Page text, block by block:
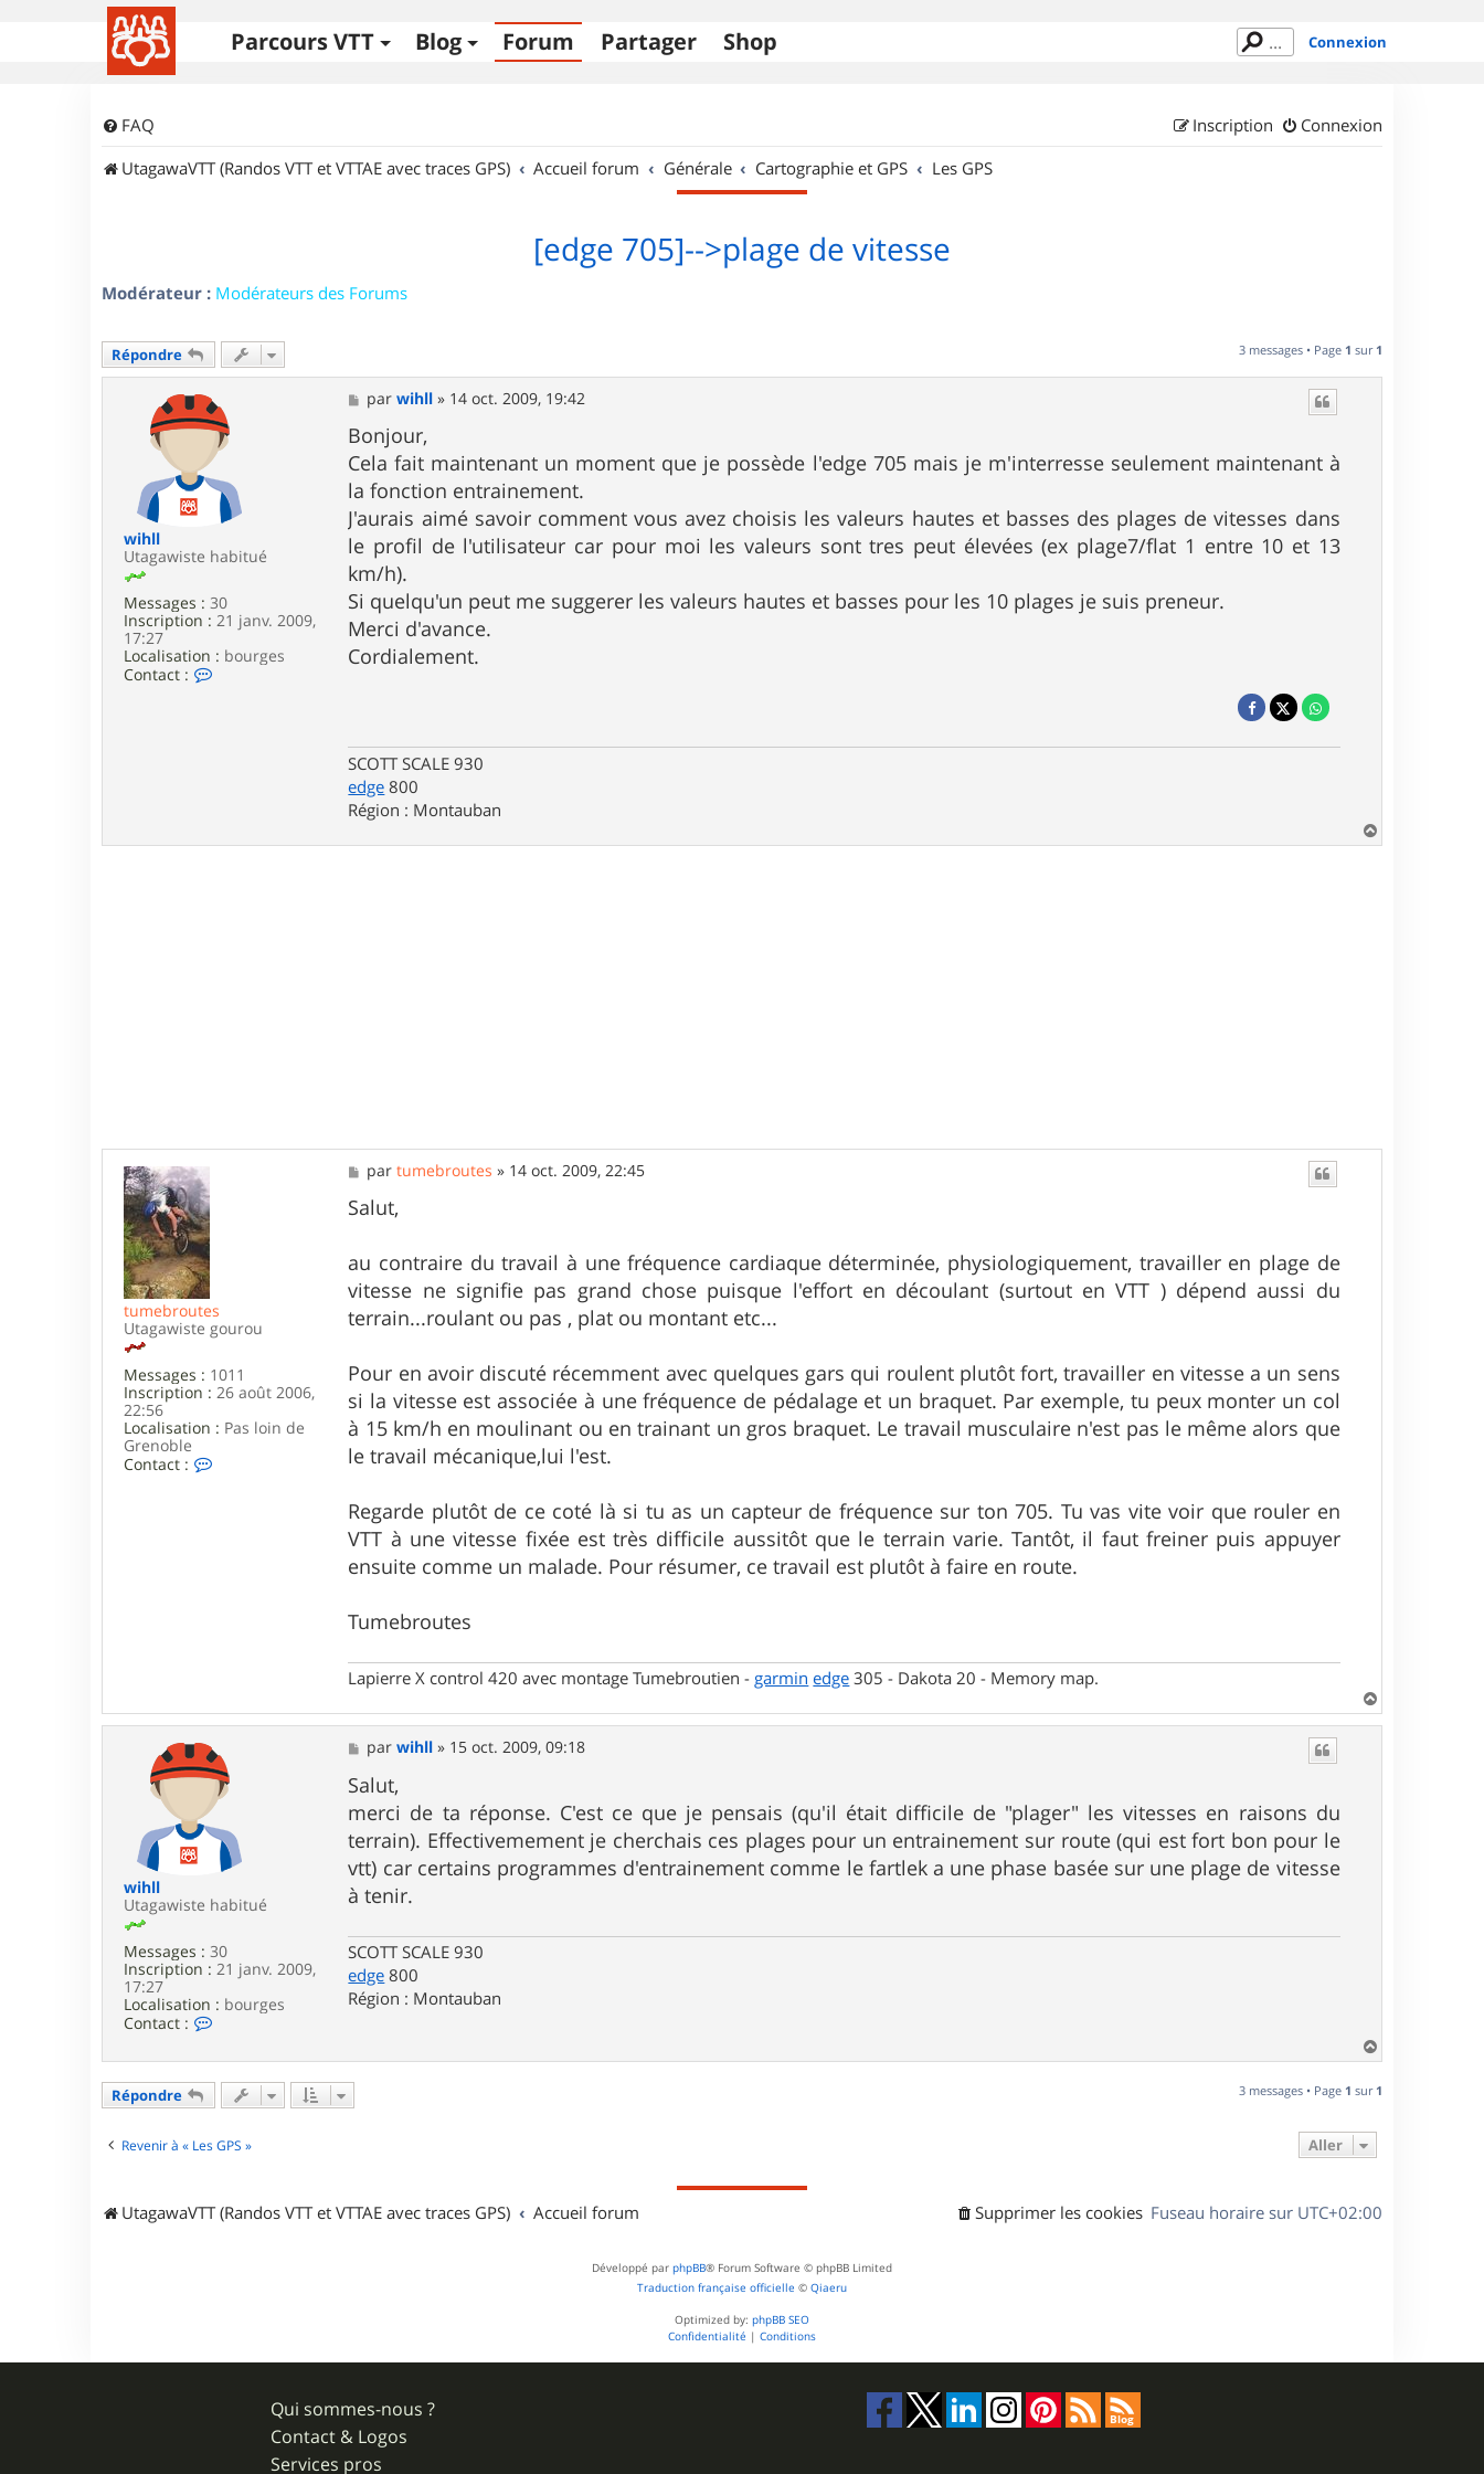
Parcours VTT Blog Forum Partager Shop Connexion
FAQ Connexion
Inscription
UtagawaVTT (Randos VTT et VTTAE avec traces GPS)
Accueil forum Générale Cartographie et GPS Les GPS
[edge 705]-->plage de vitesse
Modérateur : Modérateurs des Forums
Répondre 3 messages • Page 1 sur 1
wihll
Utagawiste habitué
Messages : 30
Inscription : 21 janv. 2009,
17:27
Localisation : bourges
Contact :
i
M
e
s
s
a
g
e
parwihll » 14 oct. 2009, 19:42
Bonjour,
Cela fait maintenant un moment que je possède l'edge 705 mais je m'interresse seulement maintenant à
la fonction entrainement.
J'aurais aimé savoir comment vous avez choisis les valeurs hautes et basses des plages de vitesses dans
le profil de l'utilisateur car pour moi les valeurs sont tres peut élevées (ex plage7/flat 1 entre 10 et 13
km/h).
Si quelqu'un peut me suggerer les valeurs hautes et basses pour les 10 plages je suis preneur.
Merci d'avance.
Cordialement.
SCOTT SCALE 930
edge 800
Région : Montauban
a
tumebroutes
Utagawiste gourou
Messages : 1011
Inscription : 26 août 2006,
22:56
Localisation : Pas loin de
Grenoble
Contact :
r
o
t
e
s
M
e
s
s
g
e
partumebroutes » 14 oct. 2009, 22:45
Salut,
au contraire du travail à une fréquence cardiaque déterminée, physiologiquement, travailler en plage de
vitesse ne signifie pas grand chose puisque l'effort en découlant (surtout en VTT ) dépend aussi du
terrain...roulant ou pas , plat ou montant etc...
Pour en avoir discuté récemment avec quelques gars qui roulent plutôt fort, travailler en vitesse a un sens
si la vitesse est associée à une fréquence de pédalage et un braquet. Par exemple, tu peux monter un col
à 15 km/h en moulinant ou en trainant un gros braquet. Le travail musculaire n'est pas le même alors que
le travail mécanique,lui l'est.
Regarde plutôt de ce coté là si tu as un capteur de fréquence sur ton 705. Tu vas vite voir que rouler en
VTT à une vitesse fixée est très difficile aussitôt que le terrain varie. Tantôt, il faut freiner puis appuyer
ensuite comme un malade. Pour résumer, ce travail est plutôt à faire en route.
Tumebroutes
Lapierre X control 420 avec montage Tumebroutien - garmin edge 305 - Dakota 20 - Memory map.
a
wihll
Utagawiste habitué
Messages : 30
Inscription : 21 janv. 2009,
17:27
Localisation : bourges
Contact :
c
e
h
M
e
s
s
a
g
e
parwihll » 15 oct. 2009, 09:18
Salut,
merci de ta réponse. C'est ce que je pensais (qu'il était difficile de "plager" les vitesses en raisons du
terrain). Effectivemement je cherchais ces plages pour un entrainement sur route (qui est fort bon pour le
vtt) car certains programmes d'entrainement comme le fartlek a une phase basée sur une plage de vitesse
à tenir.
SCOTT SCALE 930
edge 800
Région : Montauban
a
t
Répondre 3 messages • Page 1 sur 1
Revenir à « Les GPS » Aller
UtagawaVTT (Randos VTT et VTTAE avec traces GPS) Accueil forum Fuseau horaire sur UTC+02:00
Supprimer les cookies
Développé par phpBB® Forum Software © phpBB Limited
Traduction française officielle © Qiaeru
Optimized by: phpBB SEO
Confidentialité | Conditions
Qui sommes-nous ?
Contact & Logos
Services pros